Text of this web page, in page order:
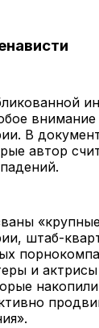
внимание
В
автор
штаб-
и